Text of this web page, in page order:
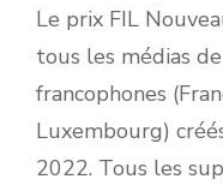
Le prix FIL
tous les médias
francophones
Luxembourg)
2022. Tous les